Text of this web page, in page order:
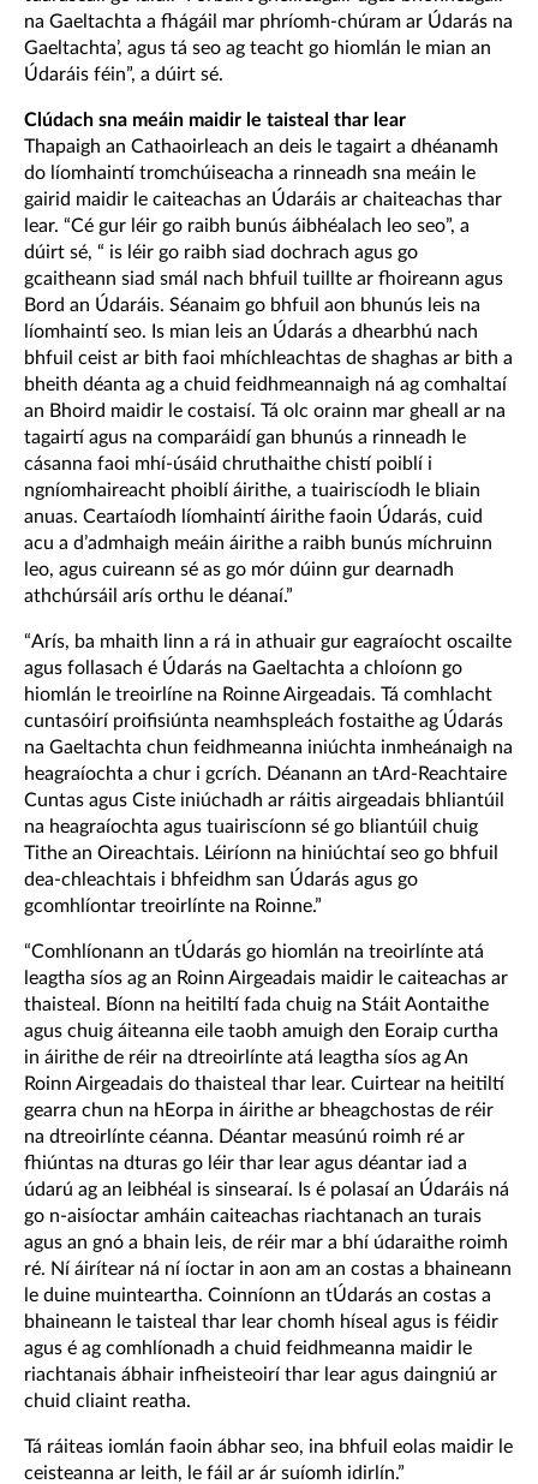
na Gaeltachta a fhágáil mar phríomh-chúram ar Údarás na
Gaeltachta’, agus tá seo ag teacht go hiomlán le mian an
Údaráis féin”, a dúirt sé.
Clúdach sna meáin maidir le taisteal thar lear
Thapaigh an Cathaoirleach an deis le tagairt a dhéanamh
do líomhaintí tromchúiseacha a rinneadh sna meáin le
gairid maidir le caiteachas an Údaráis ar chaiteachas thar
lear. “Cé gur léir go raibh bunús áibhéalach leo seo”, a
dúirt sé, “ is léir go raibh siad dochrach agus go
gcaitheann siad smál nach bhfuil tuillte ar fhoireann agus
Bord an Údaráis. Séanaim go bhfuil aon bhunús leis na
líomhaintí seo. Is mian leis an Údarás a dhearbhú nach
bhfuil ceist ar bith faoi mhíchleachtas de shaghas ar bith a
bheith déanta ag a chuid feidhmeannaigh ná ag comhaltaí
an Bhoird maidir le costaisí. Tá olc orainn mar gheall ar na
tagairtí agus na comparáidí gan bhunús a rinneadh le
cásanna faoi mhí-úsáid chruthaithe chistí poiblí i
ngníomhaireacht phoiblí áirithe, a tuairiscíodh le bliain
anuas. Ceartaíodh líomhaintí áirithe faoin Údarás, cuid
acu a d’admhaigh meáin áirithe a raibh bunús míchruinn
leo, agus cuireann sé as go mór dúinn gur dearnadh
athchúrsáil arís orthu le déanaí.”
“Arís, ba mhaith linn a rá in athuair gur eagraíocht oscailte
agus follasach é Údarás na Gaeltachta a chloíonn go
hiomlán le treoirlíne na Roinne Airgeadais. Tá comhlacht
cuntasóirí proifisiúnta neamhspleách fostaithe ag Údarás
na Gaeltachta chun feidhmeanna iniúchta inmheánaigh na
heagraíochta a chur i gcrích. Déanann an tArd-Reachtaire
Cuntas agus Ciste iniúchadh ar ráitis airgeadais bhliantúil
na heagraíochta agus tuairiscíonn sé go bliantúil chuig
Tithe an Oireachtais. Léiríonn na hiniúchtaí seo go bhfuil
dea-chleachtais i bhfeidhm san Údarás agus go
gcomhlíontar treoirlínte na Roinne.”
“Comhlíonann an tÚdarás go hiomlán na treoirlínte atá
leagtha síos ag an Roinn Airgeadais maidir le caiteachas ar
thaisteal. Bíonn na heitiltí fada chuig na Stáit Aontaithe
agus chuig áiteanna eile taobh amuigh den Eoraip curtha
in áirithe de réir na dtreoirlínte atá leagtha síos ag An
Roinn Airgeadais do thaisteal thar lear. Cuirtear na heitiltí
gearra chun na hEorpa in áirithe ar bheagchostas de réir
na dtreoirlínte céanna. Déantar measúnú roimh ré ar
fhiúntas na dturas go léir thar lear agus déantar iad a
údarú ag an leibhéal is sinsearaí. Is é polasaí an Údaráis ná
go n-aisíoctar amháin caiteachas riachtanach an turais
agus an gnó a bhain leis, de réir mar a bhí údaraithe roimh
ré. Ní áirítear ná ní íoctar in aon am an costas a bhaineann
le duine muinteartha. Coinníonn an tÚdarás an costas a
bhaineann le taisteal thar lear chomh híseal agus is féidir
agus é ag comhlíonadh a chuid feidhmeanna maidir le
riachtanais ábhair infheisteoirí thar lear agus daingniú ar
chuid cliaint reatha.
Tá ráiteas iomlán faoin ábhar seo, ina bhfuil eolas maidir le
ceisteanna ar leith, le fáil ar ár suíomh idirlín.”